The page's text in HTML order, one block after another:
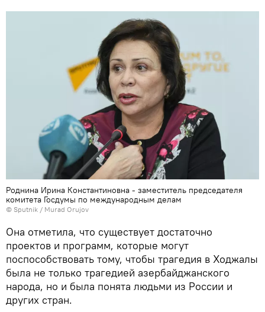
Роднина Ирина Константиновна - заместитель председателя
комитета Госдумы по международным делам
© Sputnik / Murad Orujov
Она отметила, что существует достаточно
проектов и программ, которые могут
поспособствовать тому, чтобы трагедия в Ходжалы
была не только трагедией азербайджанского
народа, но и была понята людьми из России и
других стран.